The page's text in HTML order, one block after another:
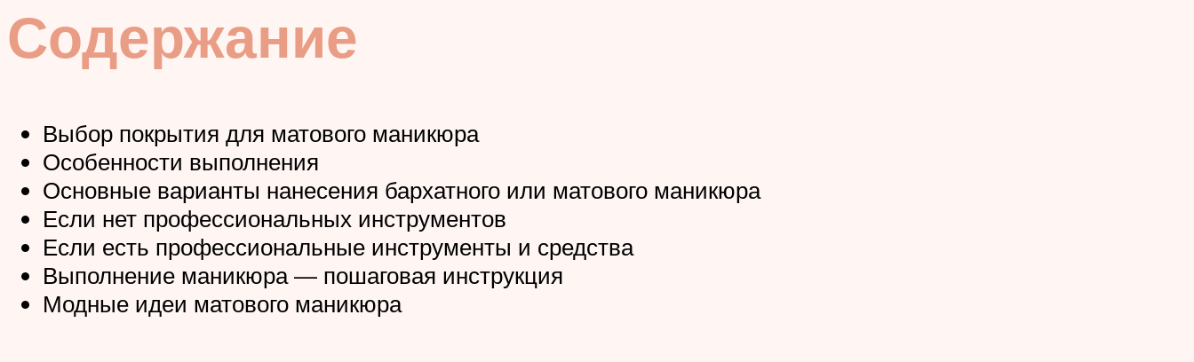
Содержание
Выбор покрытия для матового маникюра
Особенности выполнения
Основные варианты нанесения бархатного или матового маникюра
Если нет профессиональных инструментов
Если есть профессиональные инструменты и средства
Выполнение маникюра — пошаговая инструкция
Модные идеи матового маникюра